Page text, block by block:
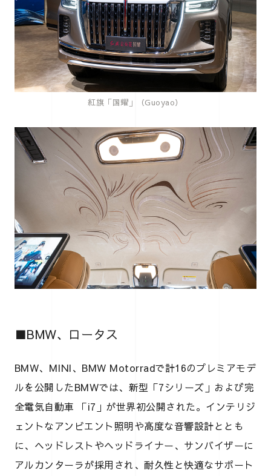
紅旗「国耀」（Guoyao）
■BMW、ロータス
BMW、MINI、BMW Motorradで計16のプレミアモデ
ルを公開したBMWでは、新型「7シリーズ」および完
全電気自動車 「i7」が世界初公開された。インテリジ
ェントなアンビエント照明や高度な音響設計ととも
に、ヘッドレストやヘッドライナー、サンバイザーに
アルカンターラが採用され、耐久性と快適なサポート